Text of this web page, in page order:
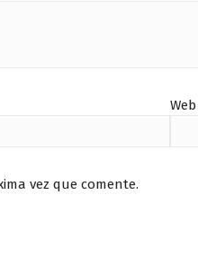
Web
vez que comente.